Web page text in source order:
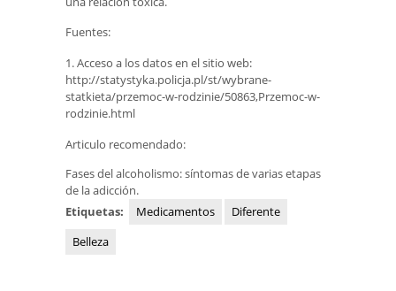
Fuentes:
1. Acceso a los datos en el sitio web:
http://statystyka.policja.pl/st/wybrane-
statkieta/przemoc-w-rodzinie/50863,Przemoc-w-
rodzinie.html
Articulo recomendado:
Fases del alcoholismo: síntomas de varias etapas
de la adicción.
Etiquetas:
Medicamentos
Diferente
Belleza